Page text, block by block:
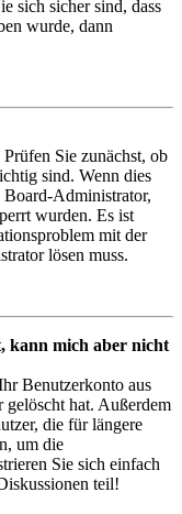
sich sicher sind, dass
wurde, dann
Sie zunächst, ob
sind. Wenn dies
Board-Administrator,
wurden. Es ist
mit der
lösen muss.
kann mich aber nicht
Benutzerkonto aus
gelöscht hat. Außerdem
die für längere
um die
Sie sich einfach
teil!